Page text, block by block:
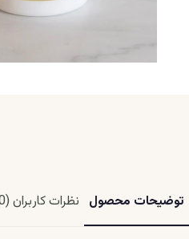
توضیحات محصول نظرات کاربران (0)